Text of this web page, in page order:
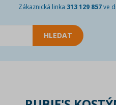
Zákaznická linka 313 129 857ve